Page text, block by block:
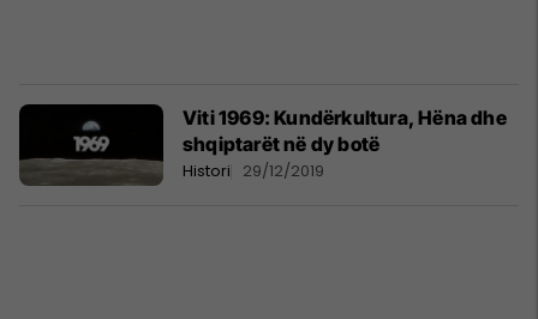
Viti 1969: Kundërkultura, Hëna dhe
shqiptarët në dy botë
Histori 29/12/2019